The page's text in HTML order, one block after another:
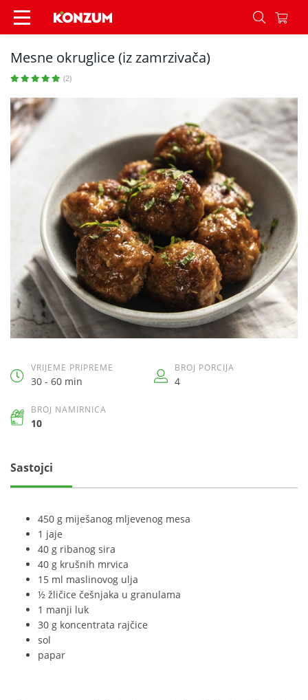
Mesne okruglice (iz zamrzivača) - Recepti -
Mesne okruglice (iz zamrzivača)
(2)
VRIJEME PRIPREME
30 - 60 min
BROJ PORCIJA
4
BROJ NAMIRNICA
10
Sastojci
450 g miješanog mljevenog mesa
1 jaje
40 g ribanog sira
40 g krušnih mrvica
15 ml maslinovog ulja
½ žličice češnjaka u granulama
1 manji luk
30 g koncentrata rajčice
sol
papar